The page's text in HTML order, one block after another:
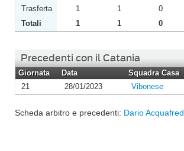
Trasferta
1 1 0
Totali
1 1 0
Precedenti con il Catania
Giornata Data Squadra Casa
21
28/01/2023 Vibonese
Scheda arbitro e precedenti: Dario